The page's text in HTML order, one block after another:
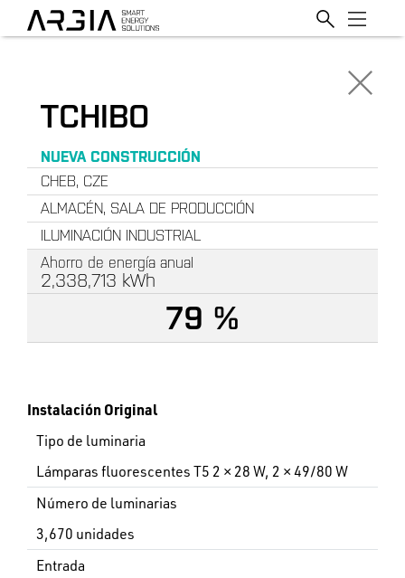
TCHIBO
NUEVA CONSTRUCCIÓN
CHEB, CZE
ALMACÉN, SALA DE PRODUCCIÓN
ILUMINACIÓN INDUSTRIAL
Ahorro de energía anual
2,338,713 kWh
79 %
Instalación Original
Tipo de luminaria
Lámparas fluorescentes T5 2 × 28 W, 2 × 49/80 W
Número de luminarias
3,670 unidades
Entrada